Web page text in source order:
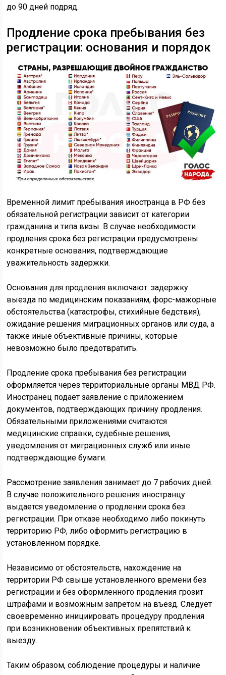
до 90 дней подряд.
Продление срока пребывания без
регистрации: основания и порядок
Временной лимит пребывания иностранца в РФ без
обязательной регистрации зависит от категории
гражданина и типа визы. В случае необходимости
продления срока без регистрации предусмотрены
конкретные основания, подтверждающие
уважительность задержки.
Основания для продления включают: задержку
выезда по медицинским показаниям, форс-мажорные
обстоятельства (катастрофы, стихийные бедствия),
ожидание решения миграционных органов или суда, а
также иные объективные причины, которые
невозможно было предотвратить.
Продление срока пребывания без регистрации
оформляется через территориальные органы МВД РФ.
Иностранец подаёт заявление с приложением
документов, подтверждающих причину продления.
Обязательными приложениями считаются
медицинские справки, судебные решения,
уведомления от миграционных служб или иные
подтверждающие бумаги.
Рассмотрение заявления занимает до 7 рабочих дней.
В случае положительного решения иностранцу
выдается уведомление о продлении срока без
регистрации. При отказе необходимо либо покинуть
территорию РФ, либо оформить регистрацию в
установленном порядке.
Независимо от обстоятельств, нахождение на
территории РФ свыше установленного времени без
регистрации и без оформленного продления грозит
штрафами и возможным запретом на въезд. Следует
своевременно инициировать процедуру продления
при возникновении объективных препятствий к
выезду.
Таким образом, соблюдение процедуры и наличие